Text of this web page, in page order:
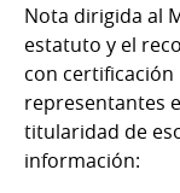
Nota dirigida al
estatuto y el
con
representantes
titularidad de
información: